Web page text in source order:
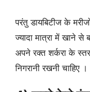
परंतु डायबिटीज के
ज्यादा मात्रा में खाने से
अपने रक्त शर्करा के
निगरानी रखनी चाहिए ।